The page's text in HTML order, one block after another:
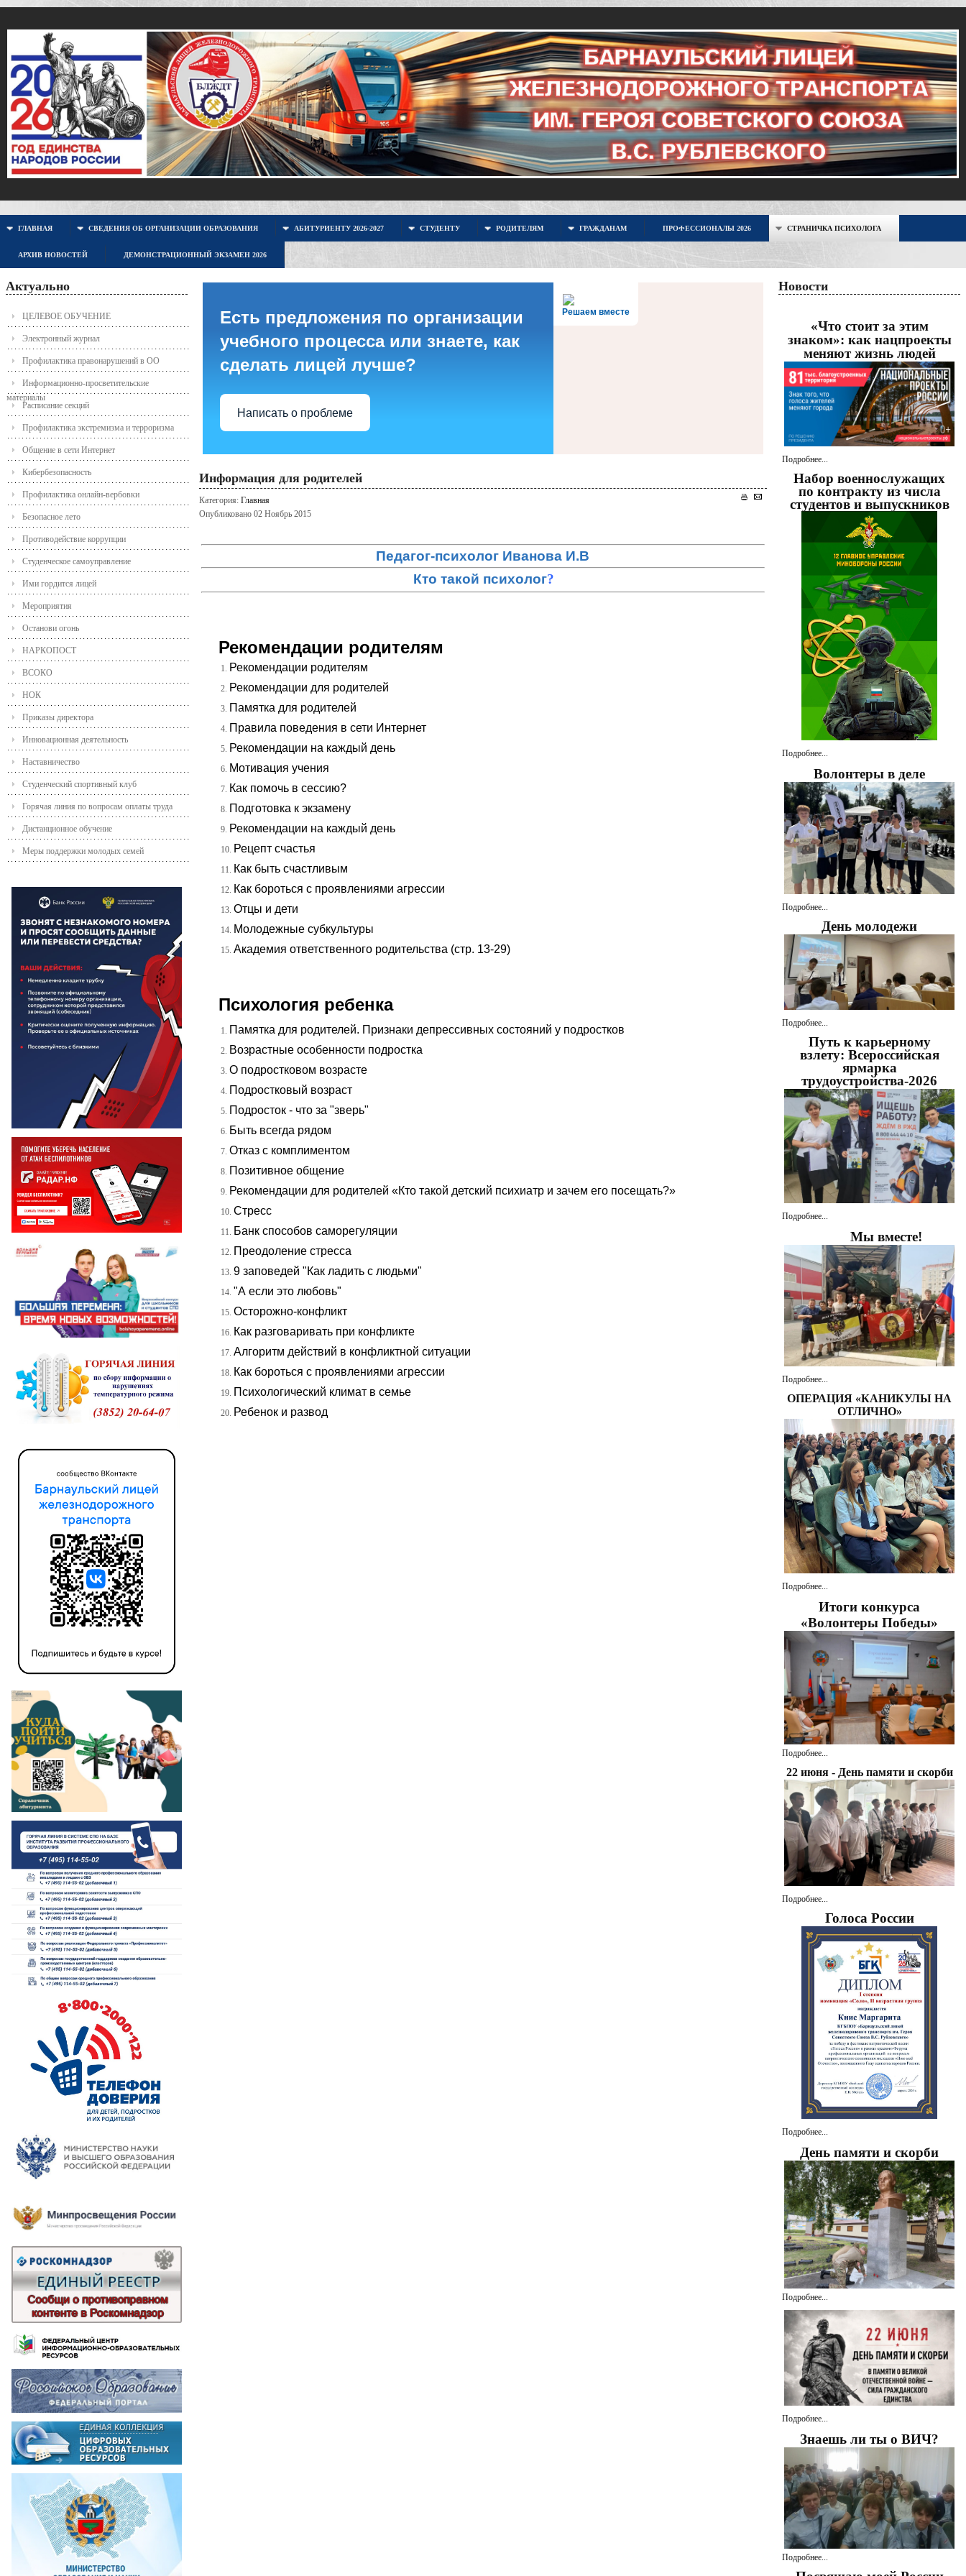
ГЛАВНАЯ СВЕДЕНИЯ ОБ ОРГАНИЗАЦИИ ОБРАЗОВАНИЯ АБИТУРИЕНТУ 2026-2027 СТУДЕНТУ РОДИТЕЛЯМ ГРАЖДАНАМ ПРОФЕССИОНАЛЫ 2026 СТРАНИЧКА ПСИХОЛОГА
АРХИВ НОВОСТЕЙ ДЕМОНСТРАЦИОННЫЙ ЭКЗАМЕН 2026
Актуально
ЦЕЛЕВОЕ ОБУЧЕНИЕ
Электронный журнал
Профилактика правонарушений в ОО
Информационно-просветительские
материалы
Расписание секций
Профилактика экстремизма и терроризма
Общение в сети Интернет
Кибербезопасность
Профилактика онлайн-вербовки
Безопасное лето
Противодействие коррупции
Студенческое самоуправление
Ими гордится лицей
Мероприятия
Останови огонь
НАРКОПОСТ
ВСОКО
НОК
Приказы директора
Инновационная деятельность
Наставничество
Студенческий спортивный клуб
Горячая линия по вопросам оплаты труда
Дистанционное обучение
Меры поддержки молодых семей
Решаем вместе
Есть предложения по организации
учебного процесса или знаете, как
сделать лицей лучше?
Написать о проблеме
Информация для родителей
Категория: Главная
Опубликовано 02 Ноябрь 2015
Педагог-психолог Иванова И.В
Кто такой психолог?
Рекомендации родителям
Рекомендации родителям
Рекомендации для родителей
Памятка для родителей
Правила поведения в сети Интернет
Рекомендации на каждый день
Мотивация учения
Как помочь в сессию?
Подготовка к экзамену
Рекомендации на каждый день
Рецепт счастья
Как быть счастливым
Как бороться с проявлениями агрессии
Отцы и дети
Молодежные субкультуры
Академия ответственного родительства (стр. 13-29)
Психология ребенка
Памятка для родителей. Признаки депрессивных состояний у подростков
Возрастные особенности подростка
О подростковом возрасте
Подростковый возраст
Подросток - что за "зверь"
Быть всегда рядом
Отказ с комплиментом
Позитивное общение
Рекомендации для родителей «Кто такой детский психиатр и зачем его посещать?»
Стресс
Банк способов саморегуляции
Преодоление стресса
9 заповедей "Как ладить с людьми"
"А если это любовь"
Осторожно-конфликт
Как разговаривать при конфликте
Алгоритм действий в конфликтной ситуации
Как бороться с проявлениями агрессии
Психологический климат в семье
Ребенок и развод
Новости
«Что стоит за этим
знаком»: как нацпроекты
меняют жизнь людей
Подробнее...
Набор военнослужащих
по контракту из числа
студентов и выпускников
Подробнее...
Волонтеры в деле
Подробнее...
День молодежи
Подробнее...
Путь к карьерному
взлету: Всероссийская
ярмарка
трудоустройства-2026
Подробнее...
Мы вместе!
Подробнее...
ОПЕРАЦИЯ «КАНИКУЛЫ НА
ОТЛИЧНО»
Подробнее...
Итоги конкурса
«Волонтеры Победы»
Подробнее...
22 июня - День памяти и скорби
Подробнее...
Голоса России
Подробнее...
День памяти и скорби
Подробнее...
Подробнее...
Знаешь ли ты о ВИЧ?
Подробнее...